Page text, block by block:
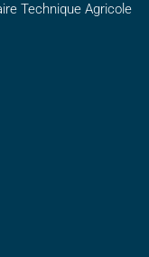
Technique Agricole